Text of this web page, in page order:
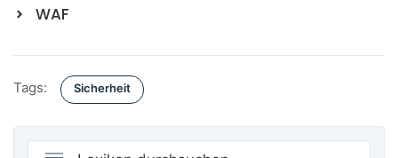
WAF
Tags: Sicherheit